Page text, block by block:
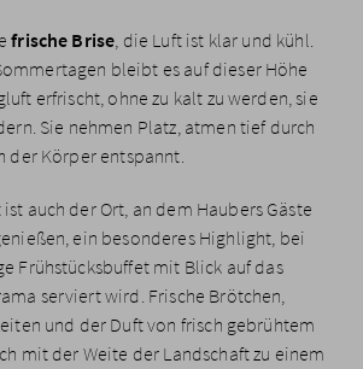
frische Brise, die Luft ist klar und kühl.
bleibt es auf dieser Höhe
erfrischt, ohne zu kalt zu werden, sie
Sie nehmen Platz, atmen tief durch
der Körper entspannt.
auch der Ort, an dem Haubers Gäste
ein besonderes Highlight, bei
Frühstücksbuffet mit Blick auf das
serviert wird. Frische Brötchen,
und der Duft von frisch gebrühtem
mit der Weite der Landschaft zu einem